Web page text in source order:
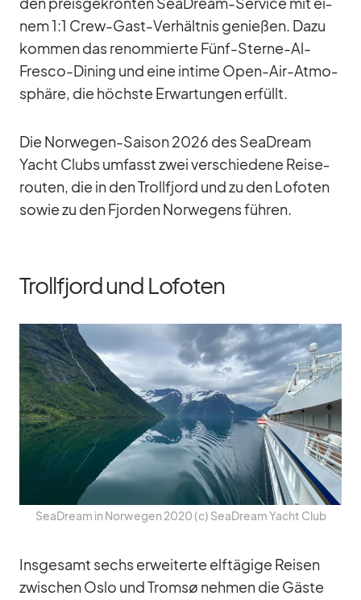
nem 1:1 Crew-Gast-Ver­hält­nis ge­nie­ßen. Dazu
kom­men das re­nom­mierte Fünf-Sterne-Al-
Fresco-Di­ning und eine in­time Open-Air-At­mo­
sphäre, die höchste Er­war­tun­gen er­füllt.
Die Nor­we­gen-Sai­son 2026 des SeaD­ream
Yacht Clubs um­fasst zwei ver­schie­dene Rei­se­
rou­ten, die in den Troll­fjord und zu den Lo­fo­ten
so­wie zu den Fjor­den Nor­we­gens füh­ren.
Trollfjord und Lofoten
SeaD­ream in Nor­we­gen 2020 (c) SeaD­ream Yacht Club
Ins­ge­samt sechs er­wei­terte elf­tä­gige Rei­sen
zwi­schen Oslo und Tromsø neh­men die Gäste